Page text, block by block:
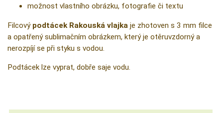
možnost vlastního obrázku, fotografie či textu
Filcový podtácek Rakouská vlajka je zhotoven s 3 mm filce
a opatřený sublimačním obrázkem, který je otěruvzdorný a
nerozpíjí se při styku s vodou.
Podtácek lze vyprat, dobře saje vodu.